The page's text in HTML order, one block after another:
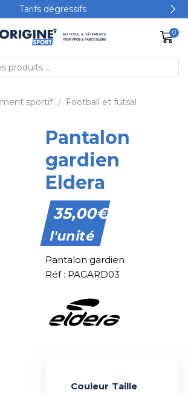
Tarifs dégressifs
0
sportif / Football et futsal
Pantalon
gardien
Eldera
35,00€
l'unité
Pantalon gardien
Réf : PAGARD03
Couleur Taille
Alternative: